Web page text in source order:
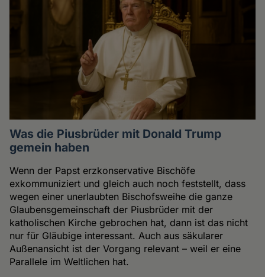
Was die Piusbrüder mit Donald Trump
gemein haben
Wenn der Papst erzkonservative Bischöfe
exkommuniziert und gleich auch noch feststellt, dass
wegen einer unerlaubten Bischofsweihe die ganze
Glaubensgemeinschaft der Piusbrüder mit der
katholischen Kirche gebrochen hat, dann ist das nicht
nur für Gläubige interessant. Auch aus säkularer
Außenansicht ist der Vorgang relevant – weil er eine
Parallele im Weltlichen hat.